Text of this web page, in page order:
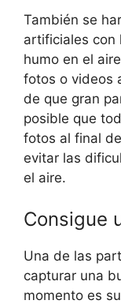
También se
artificiales con
humo en el
fotos o videos
de que gran
posible que
fotos al final
evitar las
el aire.
Consigue
Una de las
capturar una
momento es